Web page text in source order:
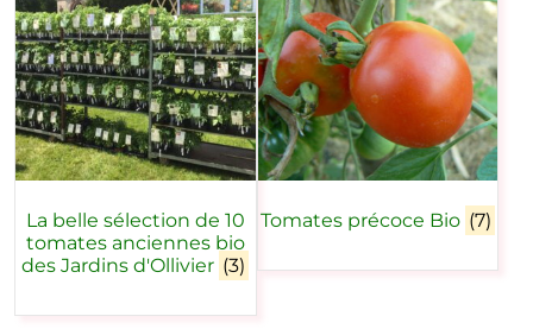
La belle sélection de 10
tomates anciennes bio
des Jardins d'Ollivier (3)
Tomates précoce Bio (7)